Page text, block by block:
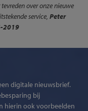
over onze nieuwe
service, Peter
2019
digitale nieuwsbrief.
bij
hierin ook voorbeelden